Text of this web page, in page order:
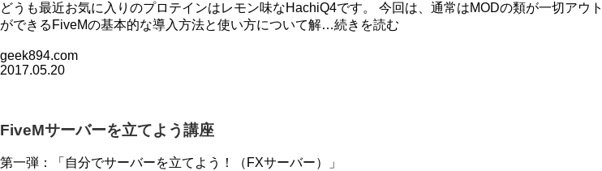
どうも最近お気に入りのプロテインはレモン味なHachiQ4です。 今回は、通常はMODの類が一切ア
ができるFiveMの基本的な導入方法と使い方について解…続きを読む
geek894.com
2017.05.20
FiveMサーバーを立てよう講座
第一弾：「自分でサーバーを立てよう！（FXサーバー）」